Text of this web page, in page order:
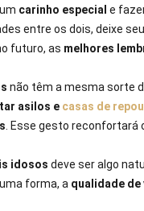
carinho especial e
entre os dois, deixe
futuro, as melhores
não têm a mesma sorte
asilos e casas de
. Esse gesto reconfortará
idosos deve ser algo
forma, a qualidade de